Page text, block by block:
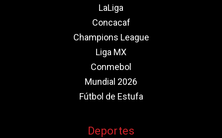
LaLiga
Concacaf
Champions League
Liga MX
Conmebol
Mundial 2026
Fútbol de Estufa
Deportes